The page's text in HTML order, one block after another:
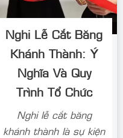
Nghi Lễ Cắt Băng
Khánh Thành: Ý
Nghĩa Và Quy
Trình Tổ Chức
Nghi lễ cắt băng
khánh thành là sự kiện